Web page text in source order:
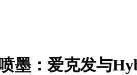
墨：爱克发与